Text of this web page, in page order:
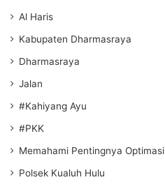
Al Haris
Kabupaten Dharmasraya
Dharmasraya
Jalan
#Kahiyang Ayu
#PKK
Memahami Pentingnya Optimasi
Polsek Kualuh Hulu